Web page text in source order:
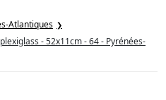
Atlantiques
- 52x11cm - 64 - Pyrénées-